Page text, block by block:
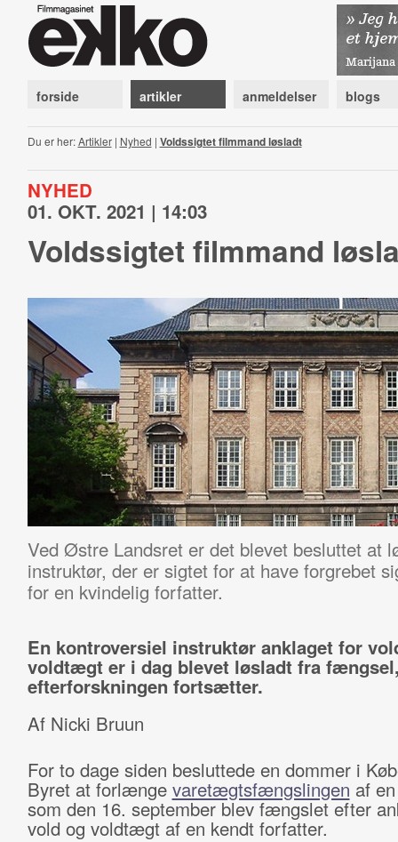
forside artikler anmeldelser blogs
Du er her:Artikler| Nyhed | Voldssigtet filmmand løsladt
NYHED
01. OKT. 2021 | 14:03
Voldssigtet filmmand
Ved Østre Landsret er det blevet besluttet at
instruktør, der er sigtet for at have forgrebet
for en kvindelig forfatter.
En kontroversiel instruktør anklaget for
voldtægt er i dag blevet løsladt fra
efterforskningen fortsætter.
Af Nicki Bruun
For to dage siden besluttede en dommer i
Byret at forlænge varetægtsfængslingen af
som den 16. september blev fængslet efter
vold og voldtægt af en kendt forfatter.